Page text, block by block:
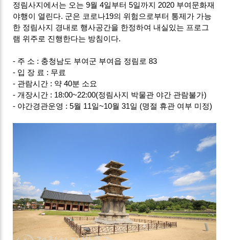
정림사지에서는 오는 9월 4일부터 5일까지 2020 부여문화재
야행이 열린다. 군은 코로나19의 위험으로부터 통제가 가능
한 정림사지 경내로 행사공간을 한정하여 내실있는 프로그
램 위주로 진행한다는 방침이다.
- 주 소 : 충청남도 부여군 부여읍 정림로 83
- 입 장 료 : 무료
- 관람시간 : 약 40분 소요
- 개장시간 : 18:00~22:00(정림사지 박물관 야간 관람불가)
- 야간경관운영 : 5월 11일~10월 31일 (명절 휴관 여부 미정)